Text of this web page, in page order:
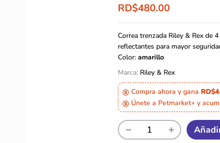
RD$480.00
Correa trenzada Riley & Rex de
reflectantes para mayor
Color: amarillo
Marca: Riley & Rex
Compra ahora y gana
Únete a Petmarket+ y